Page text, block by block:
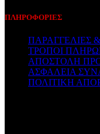
ΠΛΗΡΟΦΟΡΙΕΣ
ΠΑΡΑΓΓΕΛΙΕΣ
ΤΡΟΠΟΙ
ΑΠΟΣΤΟΛΗ
ΑΣΦΑΛΕΙΑ
ΠΟΛΙΤΙΚΗ